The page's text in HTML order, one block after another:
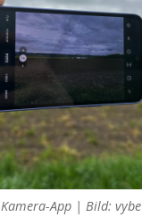
App | Bild: vybe